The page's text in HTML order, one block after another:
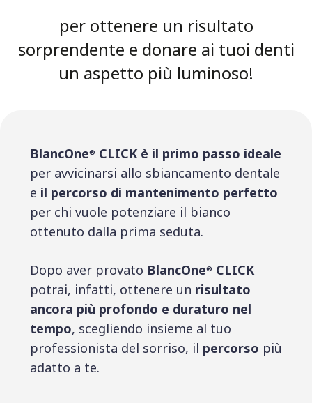
per ottenere un risultato
sorprendente e donare ai tuoi denti
un aspetto più luminoso!
BlancOne® CLICK è il primo passo ideale
per avvicinarsi allo sbiancamento dentale
e il percorso di mantenimento perfetto
per chi vuole potenziare il bianco
ottenuto dalla prima seduta.
Dopo aver provato BlancOne® CLICK
potrai, infatti, ottenere un risultato
ancora più profondo e duraturo nel
tempo, scegliendo insieme al tuo
professionista del sorriso, il percorso più
adatto a te.